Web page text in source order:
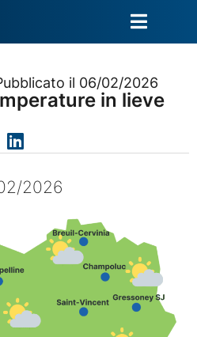
il 06/02/2026
in lieve
2026